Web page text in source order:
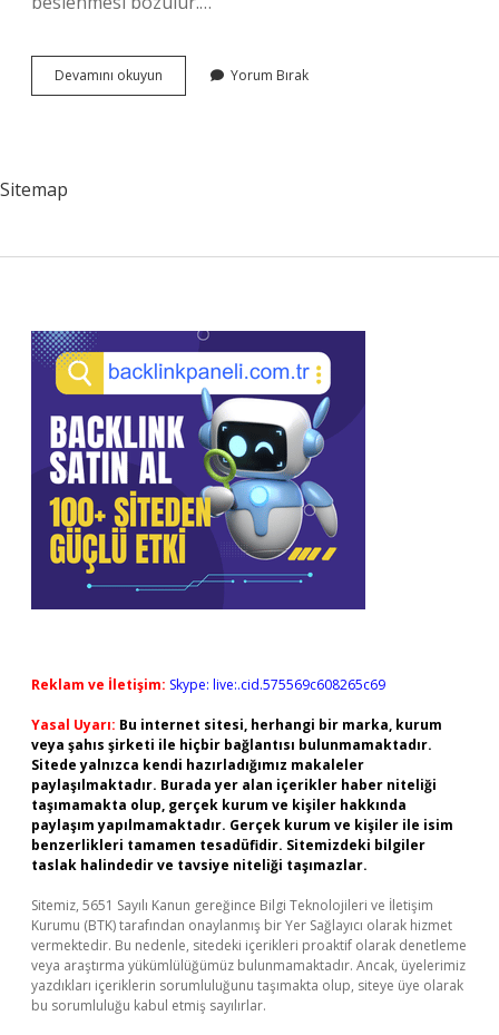
Devamını okuyun
Neden
Yorum Bırak
Sitemap
Sidebar
Reklam ve İletişim: Skype: live:.cid.575569c608265c69
Yasal Uyarı: Bu internet sitesi, herhangi bir marka, kurum
veya şahıs şirketi ile hiçbir bağlantısı bulunmamaktadır.
Sitede yalnızca kendi hazırladığımız makaleler
paylaşılmaktadır. Burada yer alan içerikler haber niteliği
taşımamakta olup, gerçek kurum ve kişiler hakkında
paylaşım yapılmamaktadır. Gerçek kurum ve kişiler ile isim
benzerlikleri tamamen tesadüfidir. Sitemizdeki bilgiler
taslak halindedir ve tavsiye niteliği taşımazlar.
Sitemiz, 5651 Sayılı Kanun gereğince Bilgi Teknolojileri ve İletişim
Kurumu (BTK) tarafından onaylanmış bir Yer Sağlayıcı olarak hizmet
vermektedir. Bu nedenle, sitedeki içerikleri proaktif olarak denetleme
veya araştırma yükümlülüğümüz bulunmamaktadır. Ancak, üyelerimiz
yazdıkları içeriklerin sorumluluğunu taşımakta olup, siteye üye olarak
bu sorumluluğu kabul etmiş sayılırlar.